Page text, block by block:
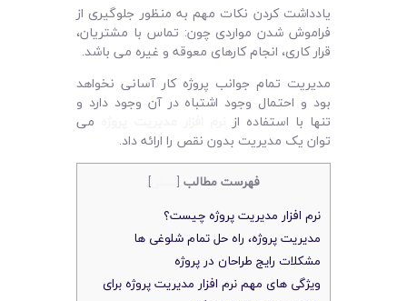
یادداشت کردن نکات مهم به منظور جلوگیری از
فراموش شدن مواردی چون: تماس با مشتریان،
قرار کاری، انجام کارهای معوقه و غیره می باشد.
مدیریت تمام جوانب پروژه کار آسانی نخواهد
بود و احتمال وجود اشتباه در آن وجود دارد و
تنها با استفاده از
می
توان یک مدیریت بدون نقص را ارائه داد.
فهرست مطالب [بستن]
نرم ‌افزار‌ مدیریت پروژه چیست؟
مدیریت پروژه، راه حل تمام شلوغی ها
مشکلات رایج طراحان در پروژه
ویژگی های مهم نرم افزار مدیریت پروژه برای